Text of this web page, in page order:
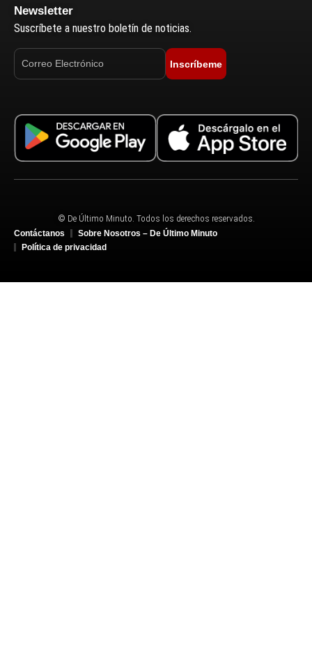
Newsletter
Suscríbete a nuestro boletín de noticias.
Inscríbeme
© De Último Minuto. Todos los derechos reservados.
Contáctanos
Sobre Nosotros – De Último Minuto
Política de privacidad